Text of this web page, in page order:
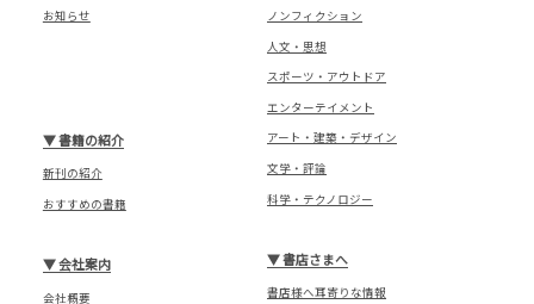
お知らせ
ノンフィクション
人文・思想
スポーツ・アウトドア
エンターテイメント
アート・建築・デザイン
文学・評論
科学・テクノロジー
▼書籍の紹介
新刊の紹介
おすすめの書籍
▼書店さまへ
書店様へ耳寄りな情報
▼会社案内
会社概要